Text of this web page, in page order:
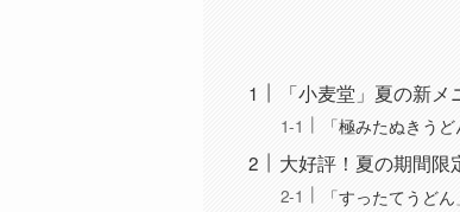
「小麦堂」夏の新メ
「極みたぬきう
大好評！夏の期間限
「すったてうど